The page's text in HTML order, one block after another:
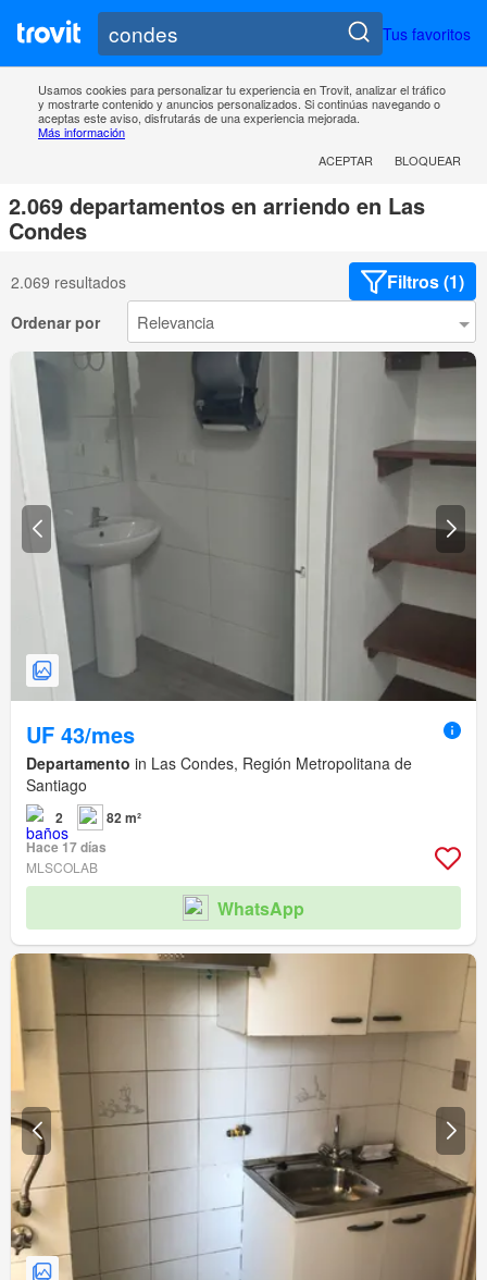
Tus favoritos
Usamos cookies para personalizar tu experiencia en Trovit, analizar el tráfico
y mostrarte contenido y anuncios personalizados. Si continúas navegando o
aceptas este aviso, disfrutarás de una experiencia mejorada.
Más información
ACEPTAR
BLOQUEAR
2.069 departamentos en arriendo en Las
Condes
2.069 resultados Filtros (1)
Ordenar por
UF 43/mes
Departamento in Las Condes, Región Metropolitana de
Santiago
2
82 m²
Hace 17 días
MLSCOLAB
WhatsApp